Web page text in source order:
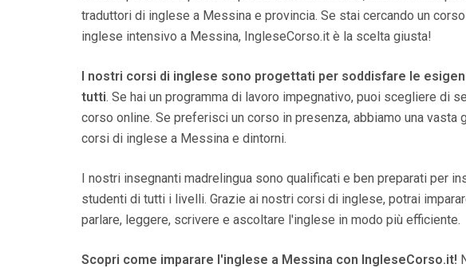
traduttori di inglese a Messina e provincia. Se stai cercando un
inglese intensivo a Messina, IngleseCorso.it è la scelta giusta!
I nostri corsi di inglese sono progettati per soddisfare le
tutti. Se hai un programma di lavoro impegnativo, puoi scegliere di
corso online. Se preferisci un corso in presenza, abbiamo una vasta
corsi di inglese a Messina e dintorni.
I nostri insegnanti madrelingua sono qualificati e ben preparati per
studenti di tutti i livelli. Grazie ai nostri corsi di inglese, potrai
parlare, leggere, scrivere e ascoltare l'inglese in modo più efficiente.
Scopri come imparare l'inglese a Messina con IngleseCorso.it!